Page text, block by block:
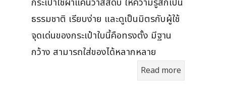
ธรรมชาติ เรียบง่าย และดูเป็นมิตรกับผู้ใช้
จุดเด่นของกระเป๋าใบนี้คือทรงตั้ง มีฐาน
กว้าง สามารถใส่ของได้หลากหลาย
Read more